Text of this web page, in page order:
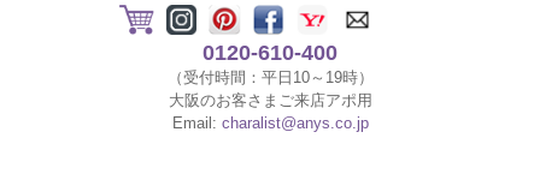
0120-610-400
（受付時間：平日10～19時）
大阪のお客さまご来店アポ用
Email: charalist@anys.co.jp